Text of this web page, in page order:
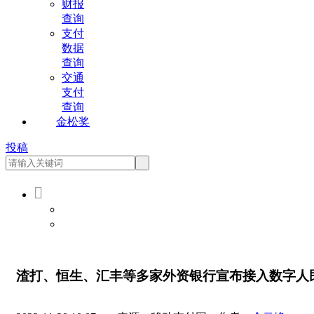
财报
查询
支付
数据
查询
交通
支付
查询
金松奖
投稿

渣打、恒生、汇丰等多家外资银行宣布接入数字人